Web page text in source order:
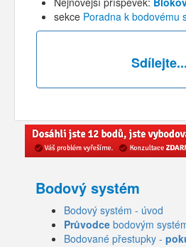
sekce Poradna k bodovému
Sdílejte...
Bodový systém
Bodový systém - úvod
Průvodce bodovým
Bodované přestupky -